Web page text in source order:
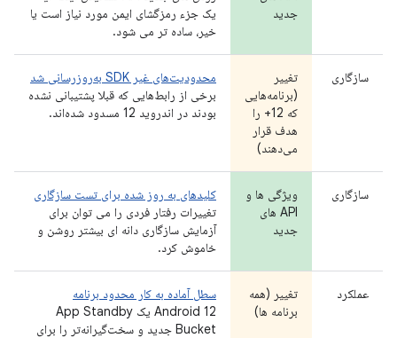
جدید
یک جزء رمزگشای ایمن مورد نیاز است یا
خیر، ساده تر می شود.
سازگاری
تغییر
(برنامه‌هایی
که 12+ را
هدف قرار
می‌دهند)
محدودیت‌های غیر SDK به‌روزرسانی شد
برخی از رابط‌هایی که قبلا پشتیبانی نشده
بودند در اندروید 12 مسدود شده‌اند.
سازگاری
ویژگی ها و
API های
جدید
کلیدهای به روز شده برای تست سازگاری
تغییرات رفتار فردی را می توان برای
آزمایش سازگاری دانه ای بیشتر روشن و
خاموش کرد.
عملکرد
تغییر (همه
برنامه ها)
سطل آماده به کار محدود برنامه
Android 12 یک App Standby
Bucket جدید و سخت‌گیرانه‌تر را برای